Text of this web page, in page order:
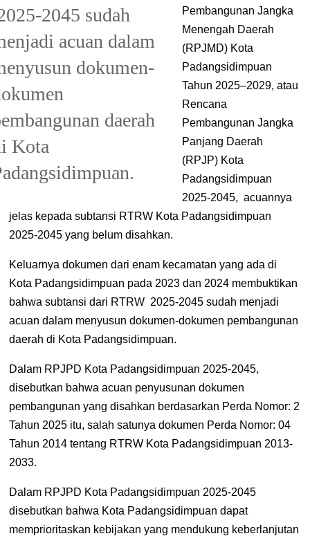
2045 sudah
acuan dalam
dokumen-
daerah
Kota
Pembangunan Jangka
Menengah Daerah
(RPJMD) Kota
Padangsidimpuan
Tahun 2025–2029, atau
Rencana
Pembangunan Jangka
Panjang Daerah
(RPJP) Kota
Padangsidimpuan
2025-2045, acuannya
jelas kepada subtansi RTRW Kota Padangsidimpuan
2025-2045 yang belum disahkan.
Keluarnya dokumen dari enam kecamatan yang ada di
Kota Padangsidimpuan pada 2023 dan 2024 membuktikan
bahwa subtansi dari RTRW 2025-2045 sudah menjadi
acuan dalam menyusun dokumen-dokumen pembangunan
daerah di Kota Padangsidimpuan.
Dalam RPJPD Kota Padangsidimpuan 2025-2045,
disebutkan bahwa acuan penyusunan dokumen
pembangunan yang disahkan berdasarkan Perda Nomor: 2
Tahun 2025 itu, salah satunya dokumen Perda Nomor:04
Tahun 2014 tentang RTRW Kota Padangsidimpuan 2013-
2033.
Dalam RPJPD Kota Padangsidimpuan 2025-2045
disebutkan bahwa Kota Padangsidimpuan dapat
memprioritaskan kebijakan yang mendukung keberlanjutan